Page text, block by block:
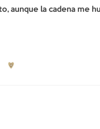
aunque la cadena me